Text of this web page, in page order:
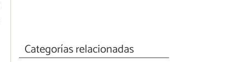
Categorías relacionadas